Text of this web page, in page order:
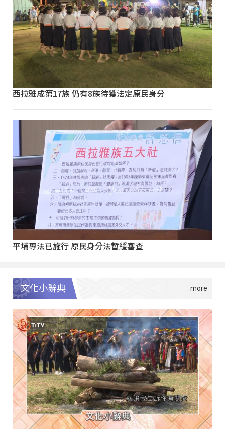
西拉雅成第17族 仍有8族待獲法定原民身分
平埔專法已施行 原民身分法暫緩審查
文化小辭典